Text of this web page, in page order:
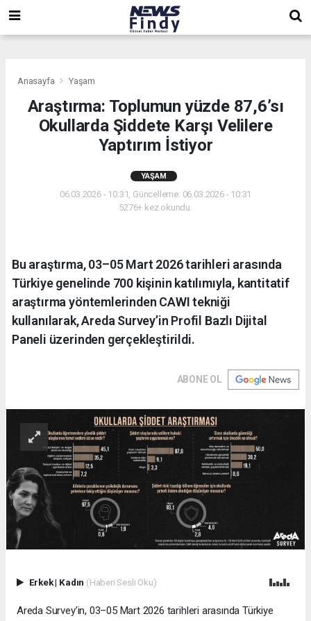
Anasayfa Yaşam
Araştırma: Toplumun yüzde 87,6’sı
Okullarda Şiddete Karşı Velilere
Yaptırım İstiyor
YAŞAM
06.03.2026 - 10:31, Güncelleme: 06.03.2026 - 10:31
5276+ kez okundu.
Bu araştırma, 03–05 Mart 2026 tarihleri arasında
Türkiye genelinde 700 kişinin katılımıyla, kantitatif
araştırma yöntemlerinden CAWI tekniği
kullanılarak, Areda Survey’in Profil Bazlı Dijital
Paneli üzerinden gerçekleştirildi.
ABONE OL
Erkek| Kadın (Haberi Sesli Oku)
Areda Survey’in, 03–05 Mart 2026 tarihleri arasında Türkiye